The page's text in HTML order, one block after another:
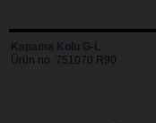
Kapama Kolu G-L
Ürün no. 751070 R90